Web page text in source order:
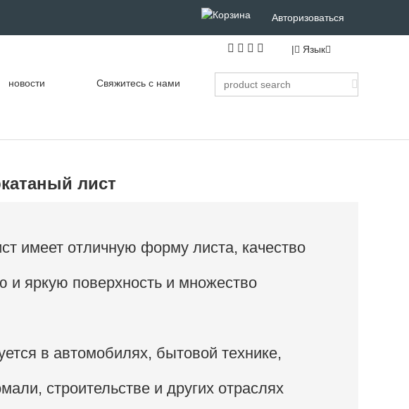
Авторизоваться
| Язык
новости Свяжитесь с нами
лист
имеет отличную форму листа, качество
и яркую поверхность и множество
в автомобилях, бытовой технике,
строительстве и других отраслях